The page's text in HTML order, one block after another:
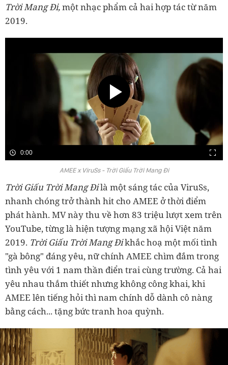
Trời Mang Đi,một nhạc phẩm cả hai hợp tác từ năm
2019.
0:00
AMEE x ViruSs - Trời Giấu Trời Mang Đi
Trời Giấu Trời Mang Đilà một sáng tác của ViruSs,
nhanh chóng trở thành hit cho AMEE ở thời điểm
phát hành. MV này thu về hơn 83 triệu lượt xem trên
YouTube, từng là hiện tượng mạng xã hội Việt năm
2019. Trời Giấu Trời Mang Đikhắc hoạ một mối tình
"gà bông" đáng yêu, nữ chính AMEE chìm đắm trong
tình yêu với 1 nam thần điển trai cùng trường. Cả hai
yêu nhau thắm thiết nhưng không công khai, khi
AMEE lên tiếng hỏi thì nam chính dỗ dành cô nàng
bằng cách... tặng bức tranh hoa quỳnh.